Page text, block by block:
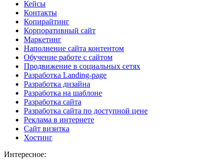
Кейсы
Контакты
Копирайтинг
Корпоративный сайт
Маркетинг
Наполнение сайта контентом
Обучение работе с сайтом
Продвижение в социальных сетях
Разработка Landing-page
Разработка дизайна
Разработка на шаблоне
Разработка сайта
Разработка сайта по доступной цене
Реклама в интернете
Сайт визитка
Хостинг
Интересное: